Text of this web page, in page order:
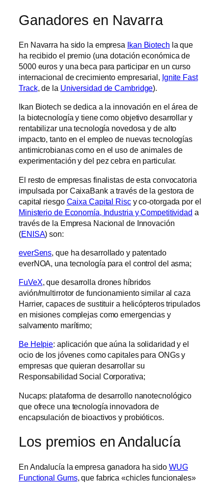
Ganadores en Navarra
En Navarra ha sido la empresa Ikan Biotech la que
ha recibido el premio (una dotación económica de
5000 euros y una beca para participar en un curso
internacional de crecimiento empresarial, Ignite Fast
Track, de la Universidad de Cambridge).
Ikan Biotech se dedica a la innovación en el área de
la biotecnología y tiene como objetivo desarrollar y
rentabilizar una tecnología novedosa y de alto
impacto, tanto en el empleo de nuevas tecnologías
antimicrobianas como en el uso de animales de
experimentación y del pez cebra en particular.
El resto de empresas finalistas de esta convocatoria
impulsada por CaixaBank a través de la gestora de
capital riesgo Caixa Capital Riscy co-otorgada por el
Ministerio de Economía, Industria y Competitividad a
través de la Empresa Nacional de Innovación
(ENISA) son:
everSens, que ha desarrollado y patentado
everNOA, una tecnología para el control del asma;
FuVeX, que desarrolla drones híbridos
avión/multirrotor de funcionamiento similar al caza
Harrier, capaces de sustituir a helicópteros tripulados
en misiones complejas como emergencias y
salvamento marítimo;
Be Helpie: aplicación que aúna la solidaridad y el
ocio de los jóvenes como capitales para ONGs y
empresas que quieran desarrollar su
Responsabilidad Social Corporativa;
Nucaps: plataforma de desarrollo nanotecnológico
que ofrece una tecnología innovadora de
encapsulación de bioactivos y probióticos.
Los premios en Andalucía
En Andalucía la empresa ganadora ha sido WUG
Functional Gums, que fabrica «chicles funcionales»